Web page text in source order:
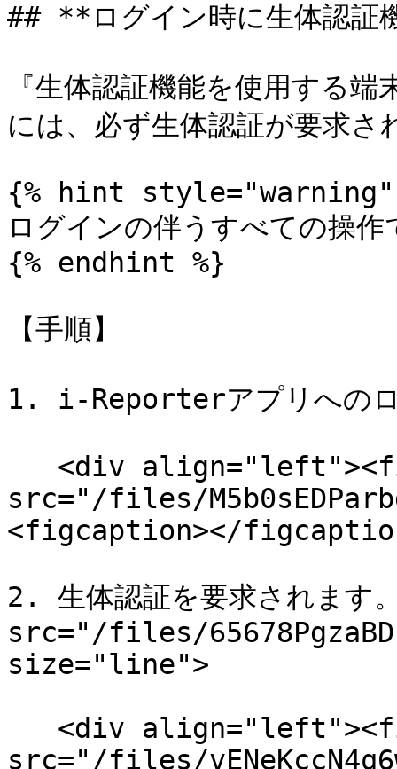
## **ログイン時に生体認証
『生体認証機能を使用する
には、必ず生体認証が要求さ
{% hint style="warning"
ログインの伴うすべての操
{% endhint %}
【手順】
1. i-Reporterアプリへのロ
src="/files/
<figcaption></
2. 生体認証を要求されます
src="/files/
size="line">
src="/files/